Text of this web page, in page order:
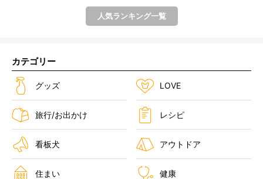
人気ランキング一覧
カテゴリー
グッズ LOVE
旅行/お出かけ レシピ
看板犬 アウトドア
住まい 健康